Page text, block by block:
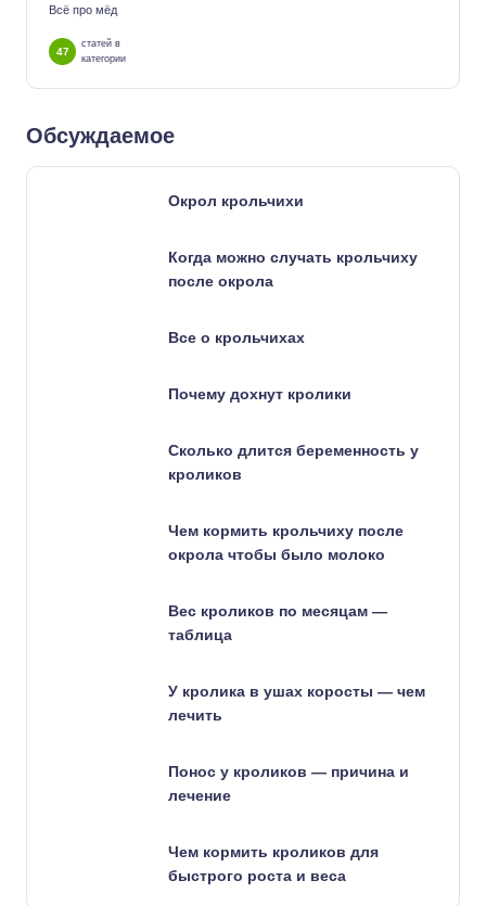
Всё про мёд
47
статей в
категории
Обсуждаемое
Окрол крольчихи
Когда можно случать крольчиху
после окрола
Все о крольчихах
Почему дохнут кролики
Сколько длится беременность у
кроликов
Чем кормить крольчиху после
окрола чтобы было молоко
Вес кроликов по месяцам —
таблица
У кролика в ушах коросты — чем
лечить
Понос у кроликов — причина и
лечение
Чем кормить кроликов для
быстрого роста и веса